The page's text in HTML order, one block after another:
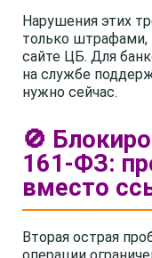
Нарушения этих
только штрафами,
сайте ЦБ. Для
на службе
нужно сейчас.
🚫
161-ФЗ:
вместо
Вторая острая